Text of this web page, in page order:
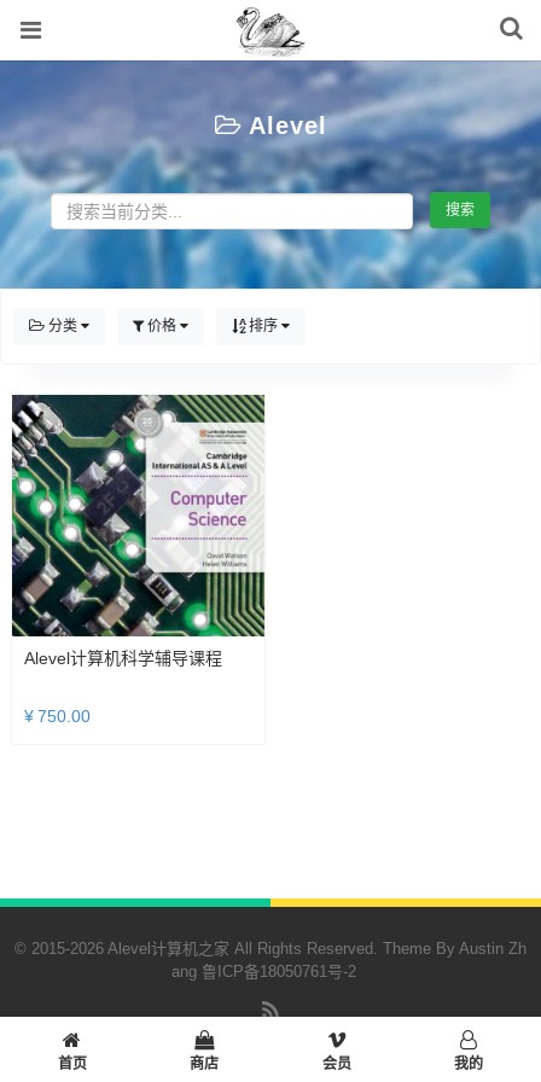
Alevel
搜索
分类 价格 排序
Alevel计算机科学辅导课程
¥750.00
© 2015-2026 Alevel计算机之家 All Rights Reserved. Theme By Austin Zh
ang 鲁ICP备18050761号-2
首页 商店 会员 我的